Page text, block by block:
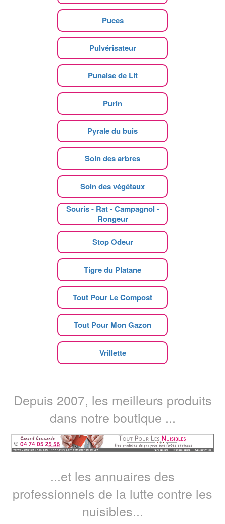
Puces
Pulvérisateur
Punaise de Lit
Purin
Pyrale du buis
Soin des arbres
Soin des végétaux
Souris - Rat - Campagnol -
Rongeur
Stop Odeur
Tigre du Platane
Tout Pour Le Compost
Tout Pour Mon Gazon
Vrillette
Depuis 2007, les meilleurs produits
dans notre boutique ...
...et les annuaires des
professionnels de la lutte contre les
nuisibles...